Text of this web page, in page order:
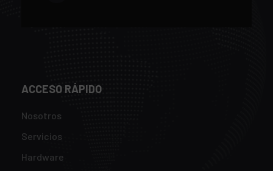
ACCESO RÁPIDO
Nosotros
Servicios
Hardware